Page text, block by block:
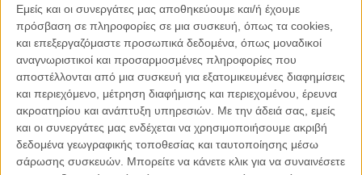
Εμείς και οι συνεργάτες μας αποθηκεύουμε και/ή έχουμε
πρόσβαση σε πληροφορίες σε μια συσκευή, όπως τα cookies,
και επεξεργαζόμαστε προσωπικά δεδομένα, όπως μοναδικοί
αναγνωριστικοί και προσαρμοσμένες πληροφορίες που
αποστέλλονται από μια συσκευή για εξατομικευμένες διαφημίσεις
και περιεχόμενο, μέτρηση διαφήμισης και περιεχομένου, έρευνα
ακροατηρίου και ανάπτυξη υπηρεσιών. Με την άδειά σας, εμείς
και οι συνεργάτες μας ενδέχεται να χρησιμοποιήσουμε ακριβή
δεδομένα γεωγραφικής τοποθεσίας και ταυτοποίησης μέσω
σάρωσης συσκευών. Μπορείτε να κάνετε κλικ για να συναινέσετε
Σχεδίου «Κύπρος – το αύριο» με ορίζοντα υλοποίησης το
2026. Το Σχέδιο περιλαμβάνει μια συνεκτική δέσμη 133
μέτρων, 58 μεταρρυθμίσεων και 75 επενδύσεων, με την
εφαρμογή του Σχεδίου να έχει ήδη αρχίσει και με τους
εμπλεκόμενους φορείς να εργάζονται για την υλοποίηση των
επενδυτικών έργων και μεταρρυθμίσεων.
Αυτό το φιλόδοξο σχέδιο αναμφίβολα αποτελεί μια τεράστια
τεχνοκρατική αλλά και πολιτική πρόκληση. Ένα μεγάλο